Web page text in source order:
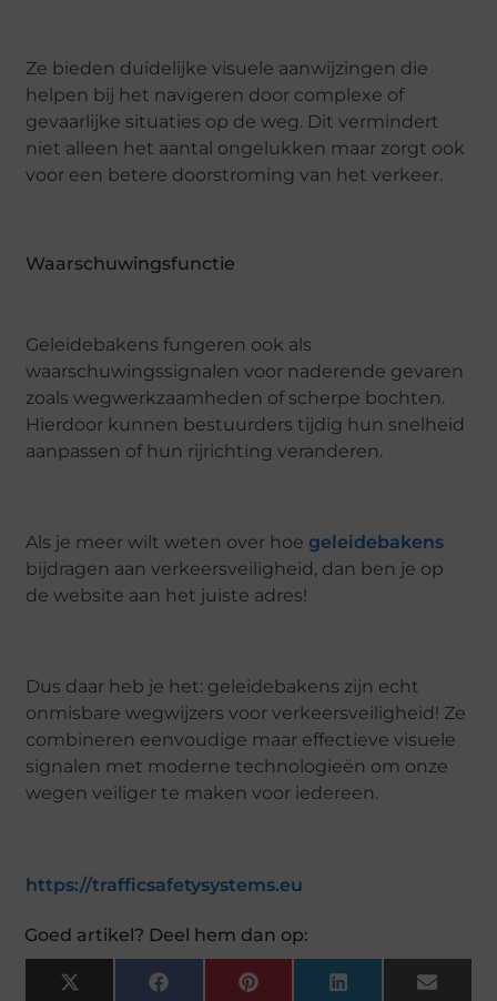
Ze bieden duidelijke visuele aanwijzingen die
helpen bij het navigeren door complexe of
gevaarlijke situaties op de weg. Dit vermindert
niet alleen het aantal ongelukken maar zorgt ook
voor een betere doorstroming van het verkeer.
Waarschuwingsfunctie
Geleidebakens fungeren ook als
waarschuwingssignalen voor naderende gevaren
zoals wegwerkzaamheden of scherpe bochten.
Hierdoor kunnen bestuurders tijdig hun snelheid
aanpassen of hun rijrichting veranderen.
Als je meer wilt weten over hoegeleidebakens
bijdragen aan verkeersveiligheid, dan ben je op
de website aan het juiste adres!
Dus daar heb je het: geleidebakens zijn echt
onmisbare wegwijzers voor verkeersveiligheid! Ze
combineren eenvoudige maar effectieve visuele
signalen met moderne technologieën om onze
wegen veiliger te maken voor iedereen.
https://trafficsafetysystems.eu
Goed artikel? Deel hem dan op:
X F P L E